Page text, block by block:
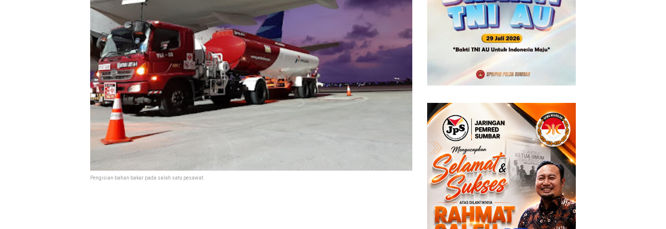
Pengisian bahan bakar pada salah satu pesawat.